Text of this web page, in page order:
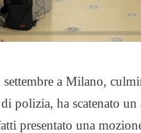
a Milano,
polizia, ha scatenato
presentato una